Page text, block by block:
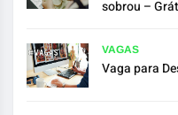
sobrou –
VAGAS
Vaga para